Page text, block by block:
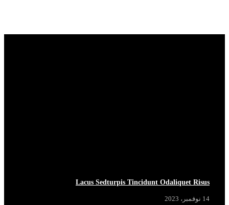
Lacus Sedturpis Tincidunt Odaliquet Risus
14 نوفمبر، 2023